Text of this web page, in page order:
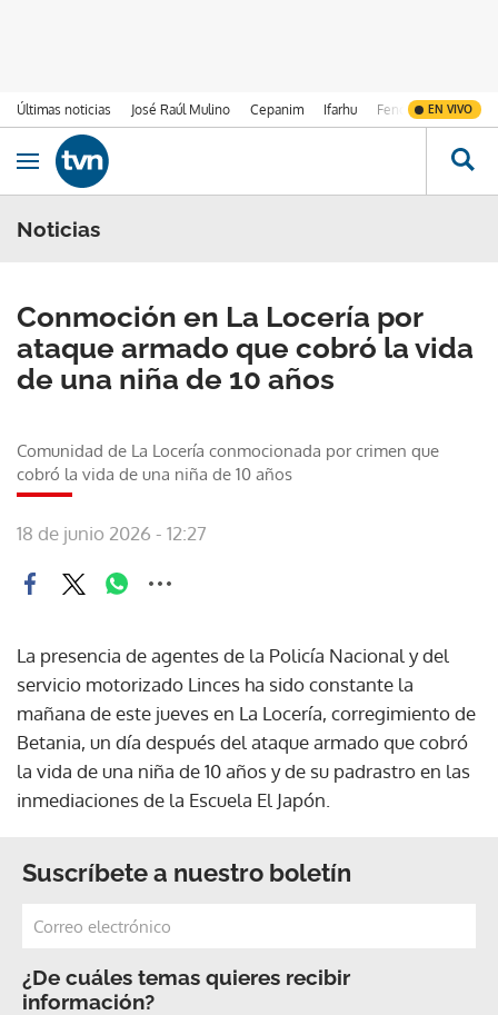
Últimas noticias José Raúl Mulino Cepanim Ifarhu Fenómeno de El
EN VIVO
Ir al contenido
Obrir navegació
Noticias
Conmoción en La Locería por
ataque armado que cobró la vida
de una niña de 10 años
Comunidad de La Locería conmocionada por crimen que
cobró la vida de una niña de 10 años
18 de junio 2026 - 12:27
La presencia de agentes de la Policía Nacional y del
servicio motorizado Linces ha sido constante la
mañana de este jueves en La Locería, corregimiento de
Betania, un día después del ataque armado que cobró
la vida de una niña de 10 años y de su padrastro en las
inmediaciones de la Escuela El Japón.
Suscríbete a nuestro boletín
¿De cuáles temas quieres recibir
información?